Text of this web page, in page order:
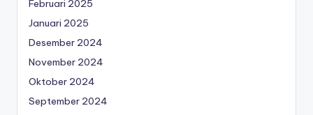
Februari 2025
Januari 2025
Desember 2024
November 2024
Oktober 2024
September 2024